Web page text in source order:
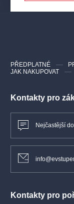
Kontakty pro
Nejčastější
Kontakty pro
PŘEDPLATNÉ
JAK NAKUPOVAT